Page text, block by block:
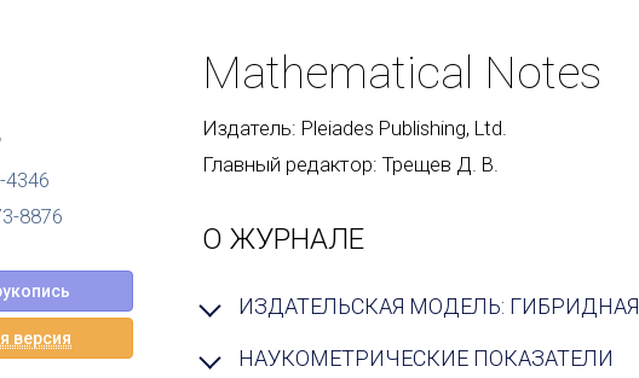
4346
8876
версия
Mathematical Notes
Издатель: Pleiades Publishing, Ltd.
Главный редактор: Трещев Д. В.
О ЖУРНАЛЕ
ИЗДАТЕЛЬСКАЯ МОДЕЛЬ: ГИБРИДНАЯ
НАУКОМЕТРИЧЕСКИЕ ПОКАЗАТЕЛИ